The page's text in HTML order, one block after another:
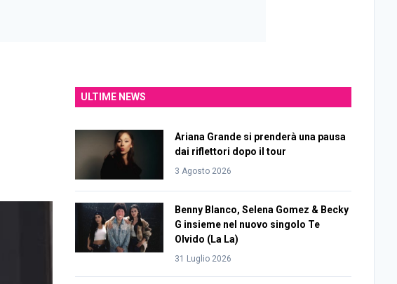
ULTIME NEWS
Ariana Grande si prenderà una pausa
dai riflettori dopo il tour
3 Agosto 2026
Benny Blanco, Selena Gomez & Becky
G insieme nel nuovo singolo Te
Olvido (La La)
31 Luglio 2026